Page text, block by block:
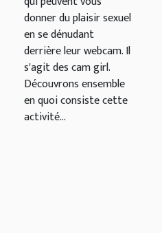
donner du plaisir sexuel
en se dénudant
derrière leur webcam. Il
s'agit des cam girl.
Découvrons ensemble
en quoi consiste cette
activité...